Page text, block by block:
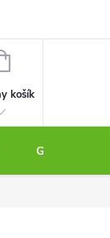
NÁKUPNÝ
košík